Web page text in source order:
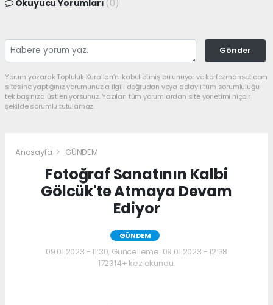
Okuyucu Yorumları (0)
Gönder
Yorum yazarak Topluluk Kuralları’nı kabul etmiş bulunuyor ve korfezmanset.com
sitesine yaptığınız yorumunuzla ilgili doğrudan veya dolaylı tüm sorumluluğu
tek başınıza üstleniyorsunuz. Yazılan tüm yorumlardan site yönetimi hiçbir
şekilde sorumlu tutulamaz.
Anasayfa GÜNDEM
Fotoğraf Sanatının Kalbi
Gölcük'te Atmaya Devam
Ediyor
GÜNDEM
09.01.2023 - 11:30, Güncelleme: 09.01.2023 - 12:38
172314+ kez okundu.